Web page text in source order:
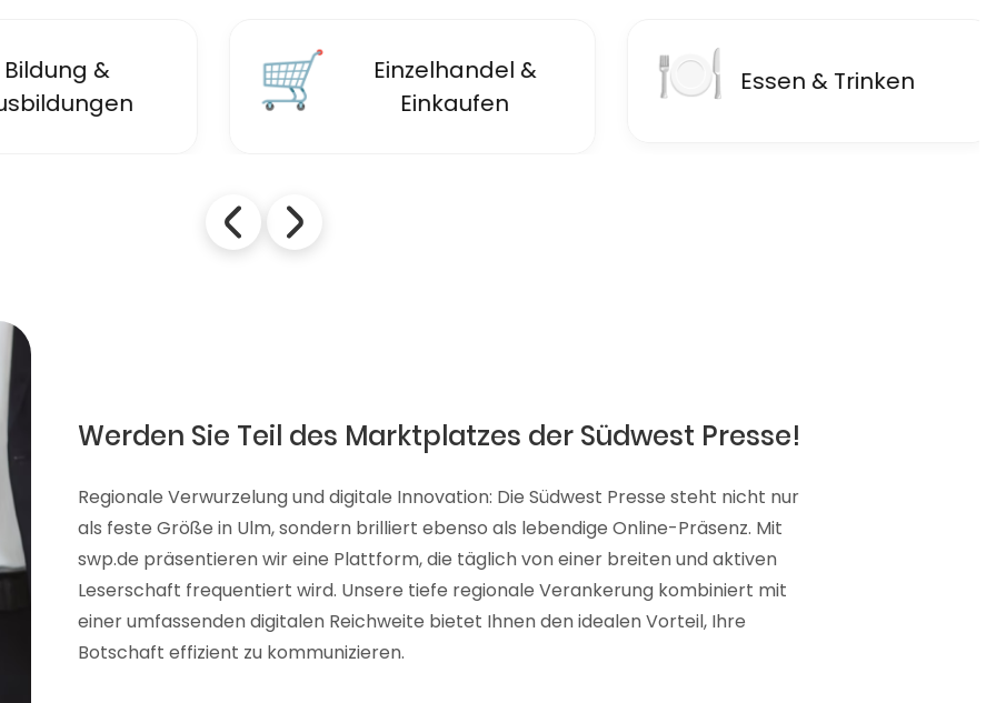
🛒
Einzelhandel &
Einkaufen
🍽 Essen & Trinken 🏦
Werden Sie Teil des Marktplatzes der Südwest Presse!
Regionale Verwurzelung und digitale Innovation: Die Südwest Presse steht nicht nur
als feste Größe in Ulm, sondern brilliert ebenso als lebendige Online-Präsenz. Mit
swp.de präsentieren wir eine Plattform, die täglich von einer breiten und aktiven
Leserschaft frequentiert wird. Unsere tiefe regionale Verankerung kombiniert mit
einer umfassenden digitalen Reichweite bietet Ihnen den idealen Vorteil, Ihre
Botschaft effizient zu kommunizieren.